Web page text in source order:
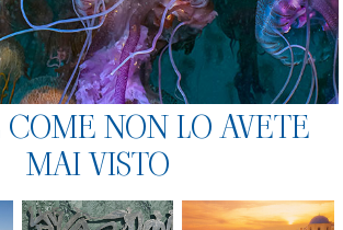
NON LO AVETE
MAI VISTO